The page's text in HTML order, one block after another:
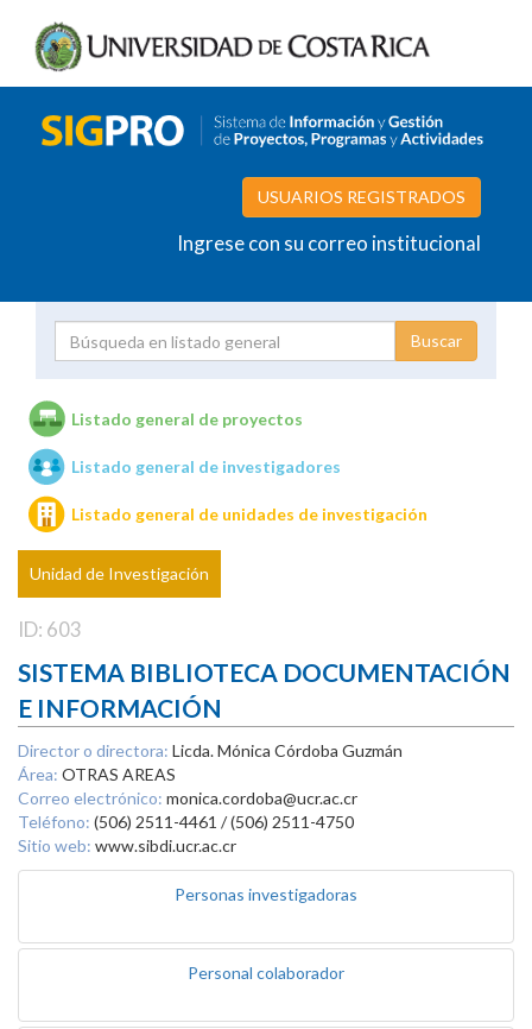
USUARIOS REGISTRADOS
Ingrese con su correo institucional
Unidades de investigación
Listado general de proyectos
Listado general de investigadores
Listado general de unidades de investigación
Unidad de Investigación
ID: 603
SISTEMA BIBLIOTECA DOCUMENTACIÓN
E INFORMACIÓN
Director o directora: Licda. Mónica Córdoba Guzmán
Área: OTRAS AREAS
Correo electrónico: monica.cordoba@ucr.ac.cr
Teléfono: (506) 2511-4461 / (506) 2511-4750
Sitio web: www.sibdi.ucr.ac.cr
Personas investigadoras
Personal colaborador